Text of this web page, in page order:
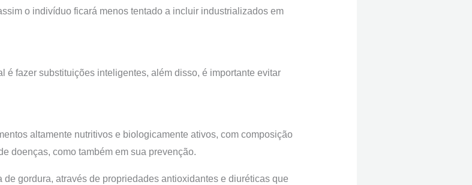
o indivíduo ficará menos tentado a incluir industrializados em
é fazer substituições inteligentes, além disso, é importante evitar
altamente nutritivos e biologicamente ativos, com composição
doenças, como também em sua prevenção.
gordura, através de propriedades antioxidantes e diuréticas que